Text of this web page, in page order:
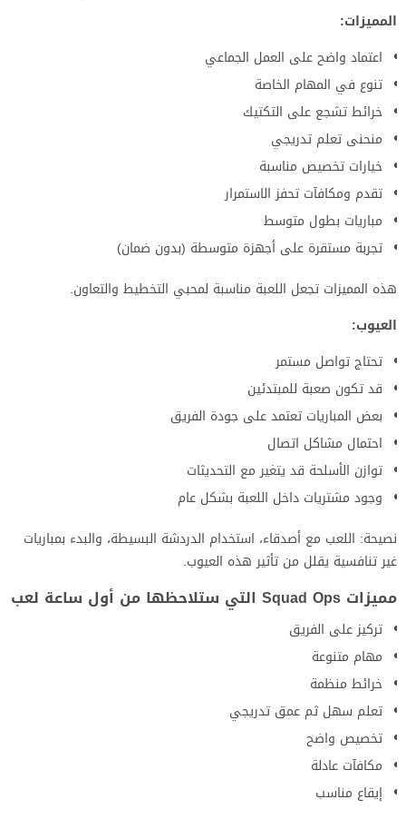
المميزات:
اعتماد واضح على العمل الجماعي
تنوع في المهام الخاصة
خرائط تشجع على التكتيك
منحنى تعلم تدريجي
خيارات تخصيص مناسبة
تقدم ومكافآت تحفز الاستمرار
مباريات بطول متوسط
تجربة مستقرة على أجهزة متوسطة (بدون ضمان)
هذه المميزات تجعل اللعبة مناسبة لمحبي التخطيط والتعاون.
العيوب:
تحتاج تواصل مستمر
قد تكون صعبة للمبتدئين
بعض المباريات تعتمد على جودة الفريق
احتمال مشاكل اتصال
توازن الأسلحة قد يتغير مع التحديثات
وجود مشتريات داخل اللعبة بشكل عام
نصيحة: اللعب مع أصدقاء، استخدام الدردشة البسيطة، والبدء بمباريات
غير تنافسية يقلل من تأثير هذه العيوب.
مميزات Squad Ops التي ستلاحظها من أول ساعة لعب
تركيز على الفريق
مهام متنوعة
خرائط منظمة
تعلم سهل ثم عمق تدريجي
تخصيص واضح
مكافآت عادلة
إيقاع مناسب